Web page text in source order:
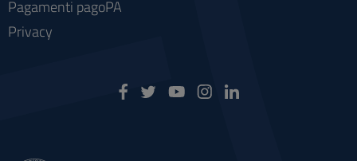
Pagamenti pagoPA
Privacy